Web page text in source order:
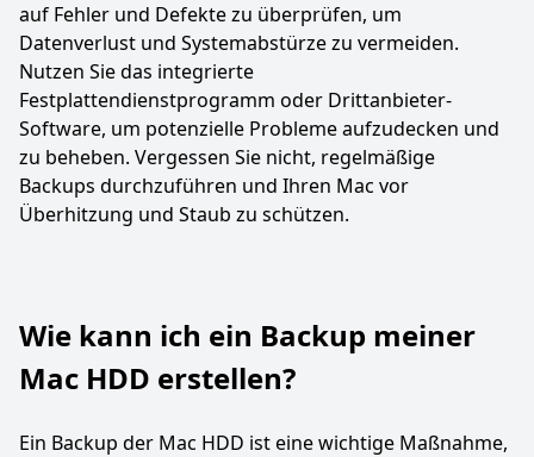
auf Fehler und Defekte zu überprüfen, um
Datenverlust und Systemabstürze zu vermeiden.
Nutzen Sie das integrierte
Festplattendienstprogramm oder Drittanbieter-
Software, um potenzielle Probleme aufzudecken und
zu beheben. Vergessen Sie nicht, regelmäßige
Backups durchzuführen und Ihren Mac vor
Überhitzung und Staub zu schützen.
Wie kann ich ein Backup meiner
Mac HDD erstellen?
Ein Backup der Mac HDD ist eine wichtige Maßnahme,